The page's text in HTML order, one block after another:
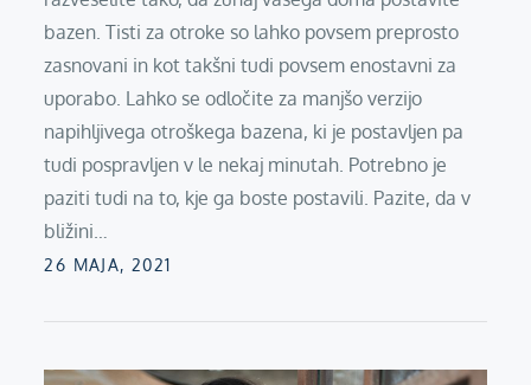
bazen. Tisti za otroke so lahko povsem preprosto
zasnovani in kot takšni tudi povsem enostavni za
uporabo. Lahko se odločite za manjšo verzijo
napihljivega otroškega bazena, ki je postavljen pa
tudi pospravljen v le nekaj minutah. Potrebno je
paziti tudi na to, kje ga boste postavili. Pazite, da v
bližini…
Posted
26 MAJA, 2021